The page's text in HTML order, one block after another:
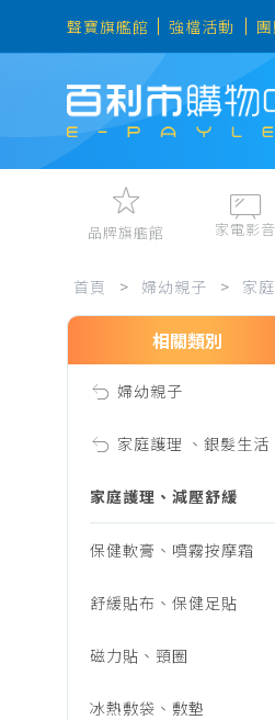
聲寶旗艦館 強檔活動
品牌旗艦館 家電影音
電冰箱、冷凍櫃
清淨機、除濕機
廚房家電
美容家電
生活家電
首頁 > 婦幼親子 > 家
相關類別
婦幼親子
家庭護理 、銀髮生活
家庭護理、減壓舒緩
保健軟膏、噴霧按摩霜
舒緩貼布、保健足貼
磁力貼、頸圈
冰熱敷袋、敷墊